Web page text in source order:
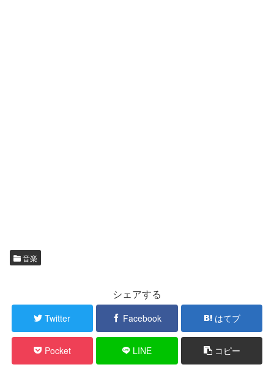
音楽
シェアする
Twitter Facebook はてブ
Pocket LINE コピー